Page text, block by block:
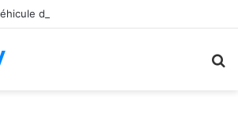
d’occasion en plein essor